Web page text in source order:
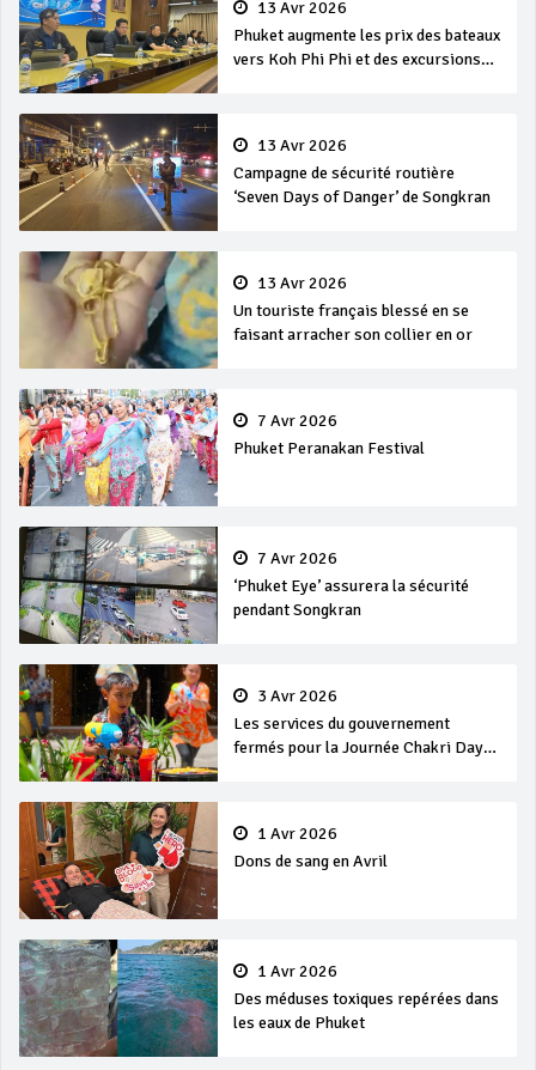
13 Avr 2026
Phuket augmente les prix des bateaux
vers Koh Phi Phi et des excursions
13 Avr 2026
Campagne de sécurité routière
‘Seven Days of Danger’ de Songkran
13 Avr 2026
Un touriste français blessé en se
faisant arracher son collier en or
7 Avr 2026
Phuket Peranakan Festival
7 Avr 2026
‘Phuket Eye’ assurera la sécurité
pendant Songkran
3 Avr 2026
Les services du gouvernement
fermés pour la Journée Chakri Day
1 Avr 2026
Dons de sang en Avril
1 Avr 2026
Des méduses toxiques repérées dans
les eaux de Phuket